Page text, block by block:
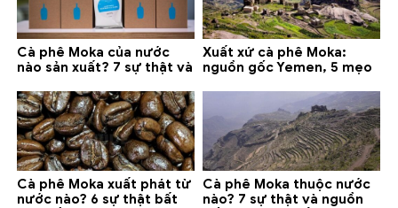
Cà phê Moka của nước
nào sản xuất? 7 sự thật và
Xuất xứ cà phê Moka:
nguồn gốc Yemen, 5 mẹo
Cà phê Moka xuất phát từ
nước nào? 6 sự thật bất
Cà phê Moka thuộc nước
nào? 7 sự thật và nguồn